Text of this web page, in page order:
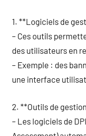
1. **Logiciels de
– Ces outils
des utilisateurs en
– Exemple : des
une interface
2. **Outils de
– Les logiciels de